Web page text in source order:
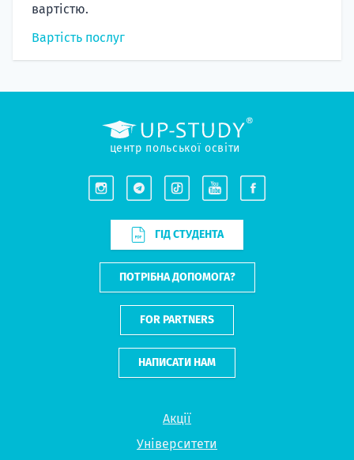
вартістю.
Вартість послуг
Акції
Університети
центр польської освіти
ГІД СТУДЕНТА
ПОТРІБНА ДОПОМОГА?
FOR PARTNERS
НАПИСАТИ НАМ